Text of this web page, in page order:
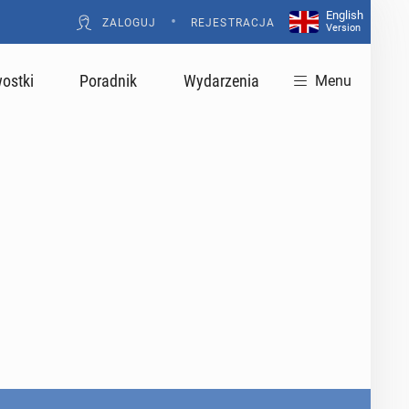
ZALOGUJ • REJESTRACJA
English
Version
Poradnik Wydarzenia Menu